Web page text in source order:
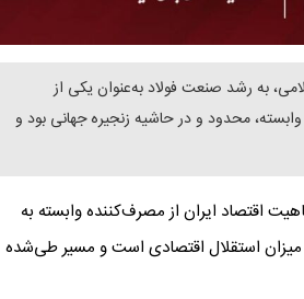
به رشد صنعت فولاد به‌عنوان یکی از
محدود و در حاشیه زنجیره جهانی بود و
اقتصاد ایران از مصرف‌کننده وابسته به
استقلال اقتصادی است و مسیر طی‌شده